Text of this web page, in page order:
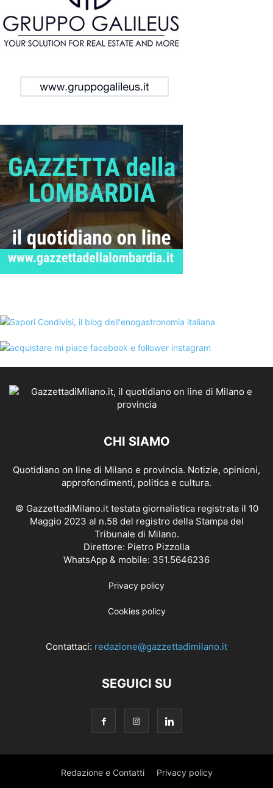
CHI SIAMO
Quotidiano on line di Milano e provincia. Notizie, opinioni,
approfondimenti, politica e cultura.
© GazzettadiMilano.it testata giornalistica registrata il 10
Maggio 2023 al n.58 del registro della Stampa del
Tribunale di Milano.
Direttore: Pietro Pizzolla
WhatsApp & mobile: 351.5646236
Privacy policy
Cookies policy
Contattaci: redazione@gazzettadimilano.it
SEGUICI SU
Redazione e Contatti Privacy policy